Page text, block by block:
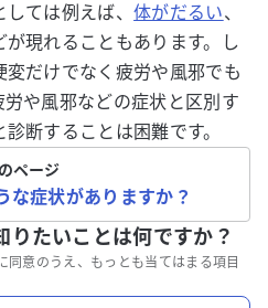
しては例えば、体がだるい、
現れることもあります。し
だけでなく疲労や風邪でも
や風邪などの症状と区別す
断することは困難です。
ページ
な症状がありますか？
りたいことは何ですか？
同意のうえ、もっとも当てはまる項目